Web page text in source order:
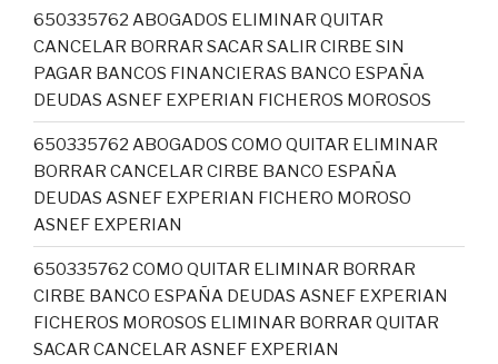
650335762 ABOGADOS ELIMINAR QUITAR
CANCELAR BORRAR SACAR SALIR CIRBE SIN
PAGAR BANCOS FINANCIERAS BANCO ESPAÑA
DEUDAS ASNEF EXPERIAN FICHEROS MOROSOS
650335762 ABOGADOS COMO QUITAR ELIMINAR
BORRAR CANCELAR CIRBE BANCO ESPAÑA
DEUDAS ASNEF EXPERIAN FICHERO MOROSO
ASNEF EXPERIAN
650335762 COMO QUITAR ELIMINAR BORRAR
CIRBE BANCO ESPAÑA DEUDAS ASNEF EXPERIAN
FICHEROS MOROSOS ELIMINAR BORRAR QUITAR
SACAR CANCELAR ASNEF EXPERIAN